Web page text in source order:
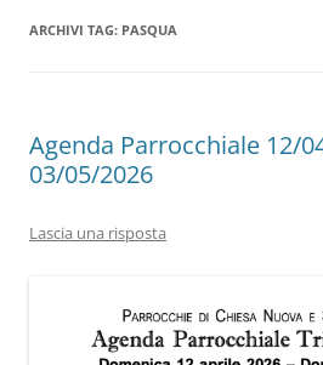
ARCHIVI TAG: PASQUA
Agenda Parrocchiale 12/
03/05/2026
Lascia una risposta